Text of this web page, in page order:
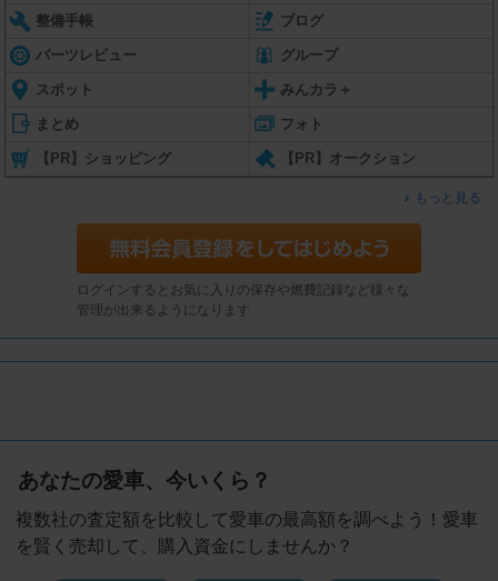
整備手帳 ブログ
パーツレビュー グループ
スポット みんカラ＋
まとめ フォト
【PR】ショッピング 【PR】オークション
もっと見る
ログインするとお気に入りの保存や燃費記録など様々な
管理が出来るようになります
あなたの愛車、今いくら？
複数社の査定額を比較して愛車の最高額を調べよう！愛車
を賢く売却して、購入資金にしませんか？